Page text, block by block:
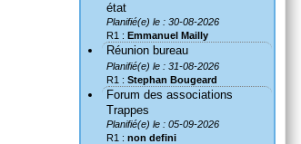
état
Planifié(e) le : 30-08-2026
R1 : Emmanuel Mailly
Réunion bureau
Planifié(e) le : 31-08-2026
R1 : Stephan Bougeard
Forum des associations
Trappes
Planifié(e) le : 05-09-2026
R1 : non defini